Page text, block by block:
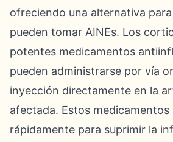
ofreciendo una alternativa
pueden tomar AINEs. Los
potentes medicamentos
pueden administrarse por vía
inyección directamente en la
afectada. Estos medicamentos
rápidamente para suprimir la